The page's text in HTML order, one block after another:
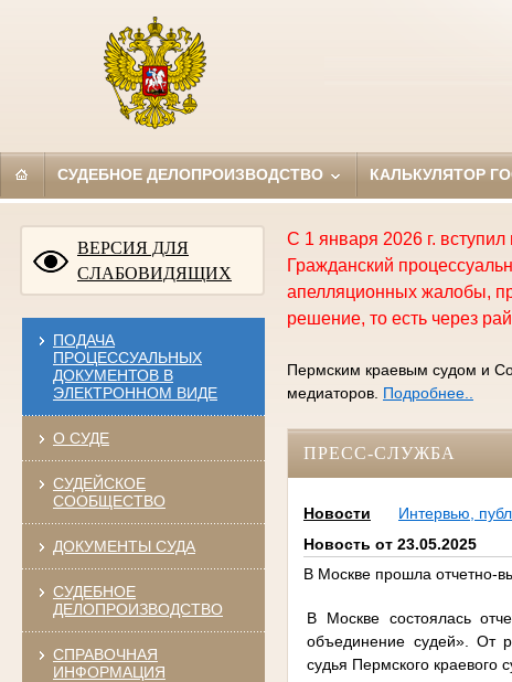
СУДЕБНОЕ ДЕЛОПРОИЗВОДСТВО КАЛЬКУЛЯТОР
ВЕРСИЯ ДЛЯ
СЛАБОВИДЯЩИХ
ПОДАЧА
ПРОЦЕССУАЛЬНЫХ
ДОКУМЕНТОВ В
ЭЛЕКТРОННОМ ВИДЕ
О СУДЕ
СУДЕЙСКОЕ
СООБЩЕСТВО
ДОКУМЕНТЫ СУДА
СУДЕБНОЕ
ДЕЛОПРОИЗВОДСТВО
СПРАВОЧНАЯ
ИНФОРМАЦИЯ
С 1 января 2026 г.
Гражданский
апелляционных жалобы,
решение, то есть через
Пермским краевым судом и
медиаторов. Подробнее..
ПРЕСС-СЛУЖБА
Новости Интервью,
Новость от 23.05.2025
В Москве прошла отчетно-
В Москве состоялась
объединение судей». От
судья Пермского краевого